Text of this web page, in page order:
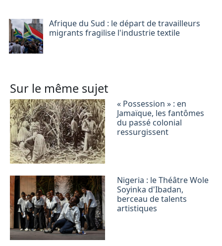
Afrique du Sud : le départ de travailleurs
migrants fragilise l'industrie textile
Sur le même sujet
« Possession » : en
Jamaïque, les fantômes
du passé colonial
ressurgissent
Nigeria : le Théâtre Wole
Soyinka d'Ibadan,
berceau de talents
artistiques